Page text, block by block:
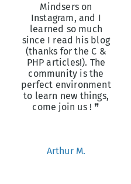
Mindsers on
Instagram, and I
learned so much
since I read his blog
(thanks for the C &
PHP articles!). The
community is the
perfect environment
to learn new things,
come join us ! ❞
Arthur M.